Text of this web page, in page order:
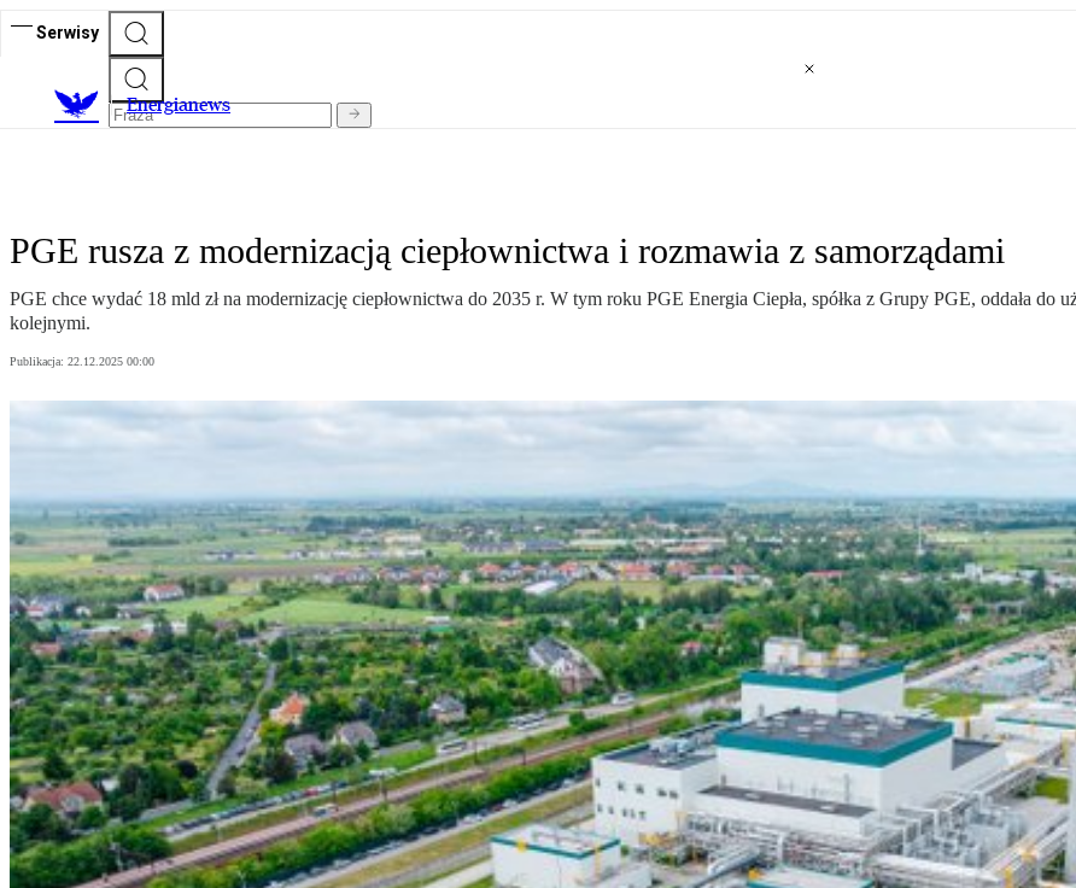
Serwisy
Energianews
PGE rusza z modernizacją ciepłownictwa i rozmawia z samorządami
PGE chce wydać 18 mld zł na modernizację ciepłownictwa do 2035 r. W tym roku PGE Energia Ciepła, spółka z Grupy PGE, oddała do
kolejnymi.
Publikacja: 22.12.2025 00:00